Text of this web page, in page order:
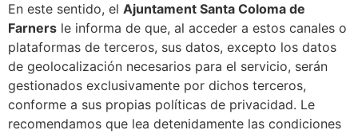
En este sentido, el Ajuntament Santa Coloma de
Farners le informa de que, al acceder a estos canales o
plataformas de terceros, sus datos, excepto los datos
de geolocalización necesarios para el servicio, serán
gestionados exclusivamente por dichos terceros,
conforme a sus propias políticas de privacidad. Le
recomendamos que lea detenidamente las condiciones